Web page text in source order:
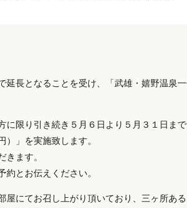
延長となることを受け、「武雄・嬉野温泉
に限り引き続き５月６日より５月３１日ま
）」を実施致します。
きます。
約とお伝えください。
屋にてお召し上がり頂いており、三ヶ所あ